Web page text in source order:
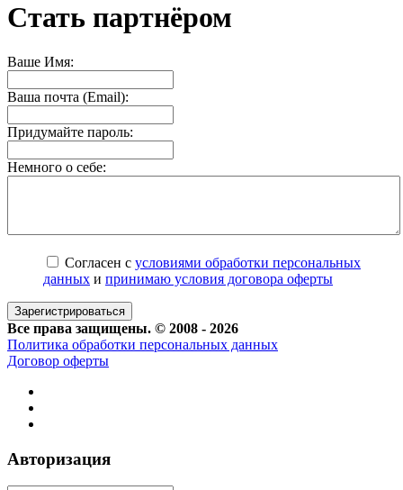
Стать партнёром
Ваше Имя:
Ваша почта (Email):
Придумайте пароль:
Немного о себе:
Согласен с условиями обработки персональных
данных и принимаю условия договора оферты
Все права защищены. © 2008 - 2026
Политика обработки персональных данных
Договор оферты
Авторизация